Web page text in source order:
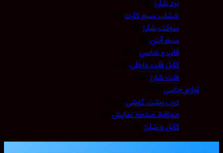
برد شارژ(150)
خشاب سیم کارت(16)
سوکت شارژ(8)
سیم آنتن(3)
قاب و شاسی(81)
کابل فلت داخلی(22)
فلت شارژ(16)
لوازم جانبی(228)
درب پشت گوشی(221)
محافظ صفحه نمایش(2)
کابل و شارژ(5)